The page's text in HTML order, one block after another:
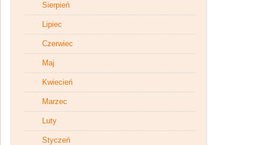
Sierpień
Lipiec
Czerwiec
Maj
Kwiecień
Marzec
Luty
Styczeń